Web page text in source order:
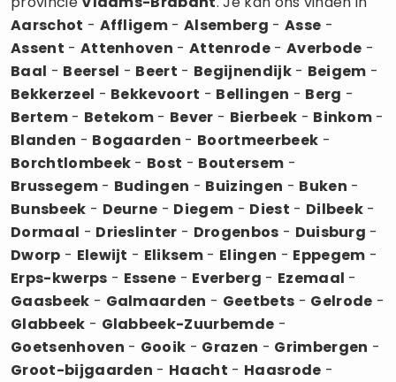
Aarschot - Affligem -Alsemberg - Asse -
Assent - Attenhoven -Attenrode- Averbode -
Baal - Beersel - Beert - Begijnendijk- Beigem -
Bekkerzeel - Bekkevoort - Bellingen - Berg -
Bertem- Betekom - Bever - Bierbeek - Binkom -
Blanden - Bogaarden - Boortmeerbeek -
Borchtlombeek - Bost - Boutersem -
Brussegem- Budingen - Buizingen - Buken -
Bunsbeek - Deurne - Diegem - Diest - Dilbeek -
Dormaal - Drieslinter - Drogenbos - Duisburg -
Dworp - Elewijt - Eliksem - Elingen - Eppegem -
Erps-kwerps - Essene - Everberg - Ezemaal -
Gaasbeek - Galmaarden - Geetbets - Gelrode -
Glabbeek - Glabbeek-Zuurbemde -
Goetsenhoven - Gooik - Grazen - Grimbergen -
Groot-bijgaarden - Haacht - Haasrode -